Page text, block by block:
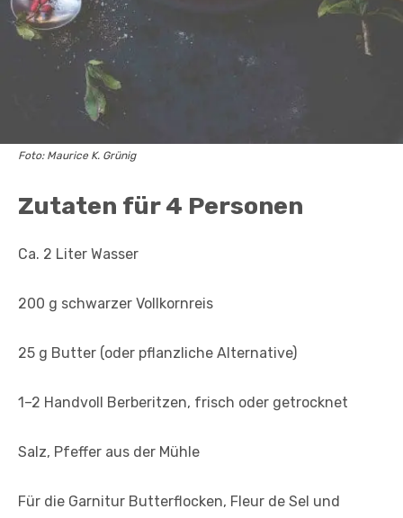
Foto: Maurice K. Grünig
Zutaten für 4 Personen
Ca. 2 Liter Wasser
200 g schwarzer Vollkornreis
25 g Butter (oder pflanzliche Alternative)
1–2 Handvoll Berberitzen, frisch oder getrocknet
Salz, Pfeffer aus der Mühle
Für die Garnitur Butterflocken, Fleur de Sel und